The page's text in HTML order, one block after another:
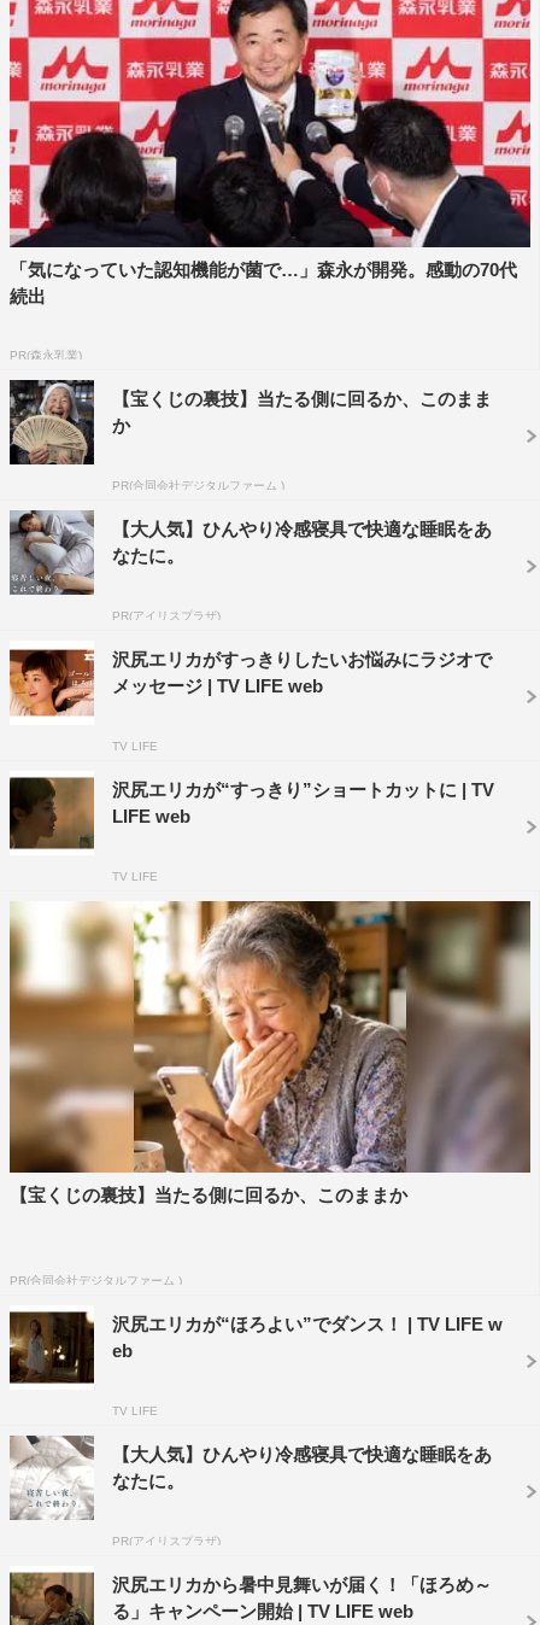
※電話が殺到した場合など、折り返しの電話がかかってこ
ない場合もございます。あらかじめご了承ください。
※本サービスはNTTコミュニケーションズの「ナビダイヤ
ル」の仕組みを利用しております。同社の定める通話料が
かかります。
※非通知・IP電話の一部・海外通話・ダイヤルパルス信号
などからはかけられません。
※電話が集中してかかりにくい場合がございます。
「気になっていた認知機能が菌で…」森永が開発。感動の70代
続出
PR(森永乳業)
【宝くじの裏技】当たる側に回るか、このまま
か
PR(合同会社デジタルファーム )
【大人気】ひんやり冷感寝具で快適な睡眠をあ
なたに。
PR(アイリスプラザ)
沢尻エリカがすっきりしたいお悩みにラジオで
メッセージ | TV LIFE web
TV LIFE
沢尻エリカが“すっきり”ショートカットに | TV
LIFE web
TV LIFE
【宝くじの裏技】当たる側に回るか、このままか
PR(合同会社デジタルファーム )
沢尻エリカが“ほろよい”でダンス！ | TV LIFE w
eb
TV LIFE
【大人気】ひんやり冷感寝具で快適な睡眠をあ
なたに。
PR(アイリスプラザ)
沢尻エリカから暑中見舞いが届く！「ほろめ～
る」キャンペーン開始 | TV LIFE web